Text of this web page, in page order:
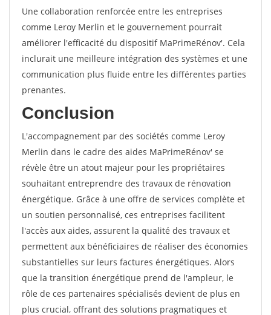
Une collaboration renforcée entre les entreprises
comme Leroy Merlin et le gouvernement pourrait
améliorer l'efficacité du dispositif MaPrimeRénov'. Cela
inclurait une meilleure intégration des systèmes et une
communication plus fluide entre les différentes parties
prenantes.
Conclusion
L'accompagnement par des sociétés comme Leroy
Merlin dans le cadre des aides MaPrimeRénov' se
révèle être un atout majeur pour les propriétaires
souhaitant entreprendre des travaux de rénovation
énergétique. Grâce à une offre de services complète et
un soutien personnalisé, ces entreprises facilitent
l'accès aux aides, assurent la qualité des travaux et
permettent aux bénéficiaires de réaliser des économies
substantielles sur leurs factures énergétiques. Alors
que la transition énergétique prend de l'ampleur, le
rôle de ces partenaires spécialisés devient de plus en
plus crucial, offrant des solutions pragmatiques et